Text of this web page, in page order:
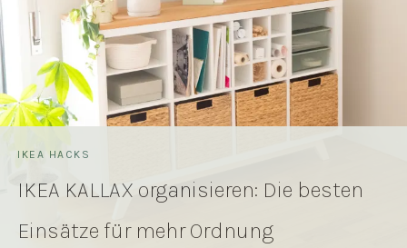
IKEA HACKS
IKEA KALLAX organisieren: Die besten
Einsätze für mehr Ordnung